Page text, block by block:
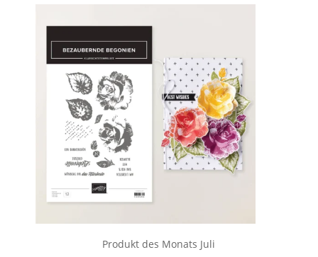
Produkt des Monats Juli